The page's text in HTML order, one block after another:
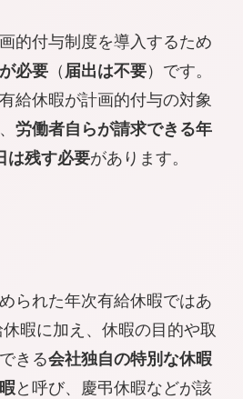
的付与制度を導入するため
必要（ 届出は不要）です。
給休暇が計画的付与の対象
労働者自らが請求できる年
は残す必要があります。
られた年次有給休暇ではあ
暇に加え、休暇の目的や取
きる会社独自の特別な休暇
と呼び、慶弔休暇などが該